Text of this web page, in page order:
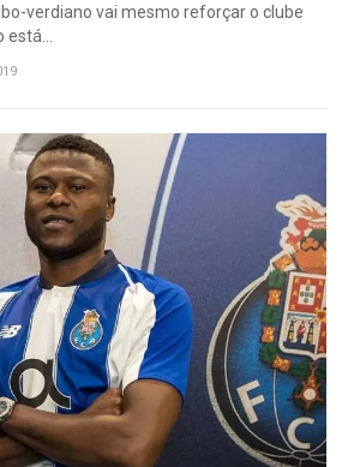
verdiano vai mesmo reforçar o clube
está…